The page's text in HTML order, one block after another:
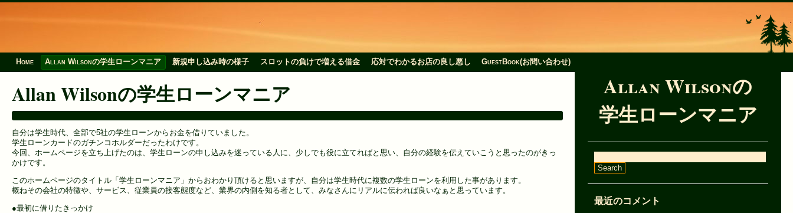
Home Allan Wilsonの学生ローンマニア 新規申し込み時の様子 スロットの負けで増える借金 応対でわかるお店の良し悪し GuestBook(お問い合わせ)
Allan Wilsonの
学生ローンマニア
最近のコメント
Allan Wilsonの学生ローンマニア
自分は学生時代、全部で5社の学生ローンからお金を借りていました。
学生ローンカードのガチンコホルダーだったわけです。
今回、ホームページを立ち上げたのは、学生ローンの申し込みを迷っている人に、少しでも役に立てればと思い、自分の経験を伝えていこうと思ったのがきっ
かけです。
このホームページのタイトル「学生ローンマニア」からおわかり頂けると思いますが、自分は学生時代に複数の学生ローンを利用した事があります。
概ねその会社の特徴や、サービス、従業員の接客態度など、業界の内側を知る者として、みなさんにリアルに伝われば良いなぁと思っています。
●最初に借りたきっかけ